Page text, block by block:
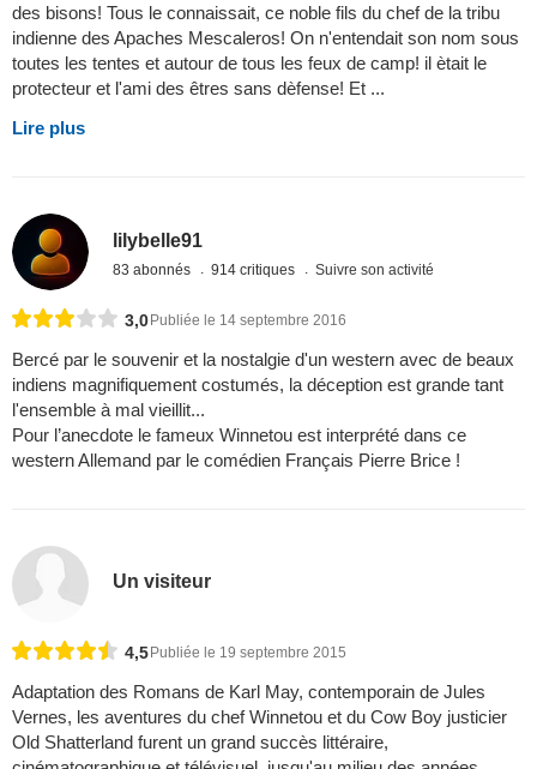
des bisons! Tous le connaissait, ce noble fils du chef de la tribu
indienne des Apaches Mescaleros! On n'entendait son nom sous
toutes les tentes et autour de tous les feux de camp! il ètait le
protecteur et l'ami des êtres sans dèfense! Et ...
Lire plus
lilybelle91
83 abonnés 914 critiques Suivre son activité
3,0Publiée le 14 septembre 2016
Bercé par le souvenir et la nostalgie d'un western avec de beaux
indiens magnifiquement costumés, la déception est grande tant
l'ensemble à mal vieillit...
Pour l’anecdote le fameux Winnetou est interprété dans ce
western Allemand par le comédien Français Pierre Brice !
Un visiteur
4,5 Publiée le 19 septembre 2015
Adaptation des Romans de Karl May, contemporain de Jules
Vernes, les aventures du chef Winnetou et du Cow Boy justicier
Old Shatterland furent un grand succès littéraire,